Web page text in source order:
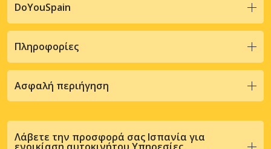
DoYouSpain
Πληροφορίες
Ασφαλή περιήγηση
Λάβετε την προσφορά σας Ισπανία για